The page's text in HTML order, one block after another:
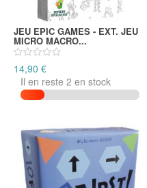
JEU EPIC GAMES - EXT. JEU
MICRO MACRO...
14,90 €
Il en reste 2 en stock